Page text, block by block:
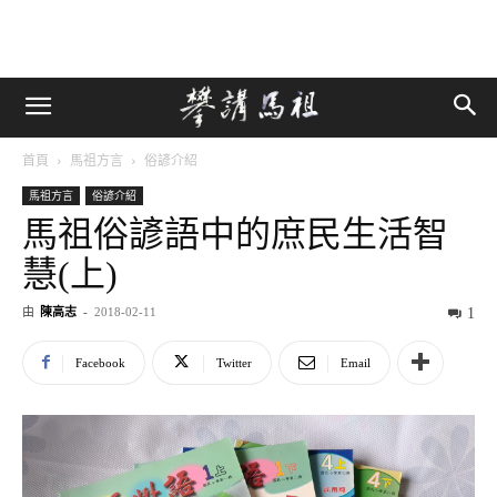
首頁 馬祖方言 俗諺介紹
馬祖方言 俗諺介紹
馬祖俗諺語中的庶民生活智
慧(上)
由 陳高志 - 2018-02-11 1
Facebook Twitter Email